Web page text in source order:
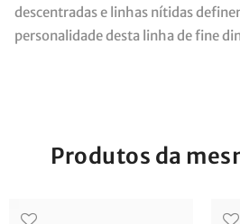
descentradas e linhas nítidas
personalidade desta linha de fine
Produtos da